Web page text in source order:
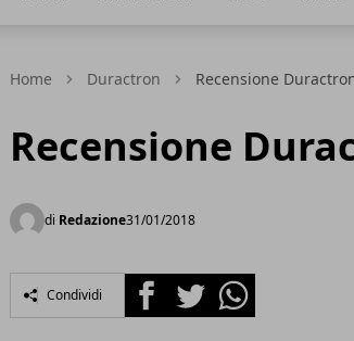
Home Duractron Recensione
Recensione
di Redazione31/01/2018
Condividi FacebookTwitterWhatsapp